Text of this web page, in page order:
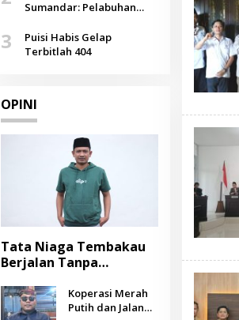
Agustus
Sumandar: Pelabuhan
Selendang Benang Merah
Lombang
3
Puisi Habis Gelap
Terbitlah 404
OPINI
Tata Niaga Tembakau
Berjalan Tanpa
Negara Berpihak
kepada Petani?
Koperasi Merah
Putih dan Jalan